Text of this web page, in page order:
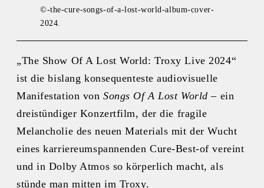
©-the-cure-songs-of-a-lost-world-album-cover-
2024.
„The Show Of A Lost World: Troxy Live 2024“
ist die bislang konsequenteste audiovisuelle
Manifestation vonSongs Of A Lost World – ein
dreistündiger Konzertfilm, der die fragile
Melancholie des neuen Materials mit der Wucht
eines karriereumspannenden Cure‑Best-of vereint
und in Dolby Atmos so körperlich macht, als
stünde man mitten im Troxy.